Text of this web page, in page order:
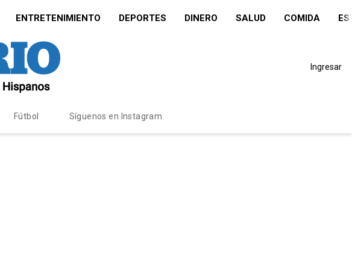
ENTRETENIMIENTO DEPORTES DINERO SALUD COMIDA
Ingresar
Fútbol Síguenos en Instagram